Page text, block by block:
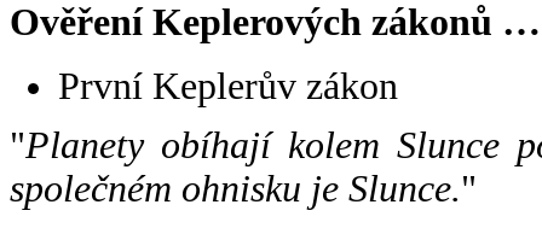
Ověření Keplerových zákonů …
První Keplerův zákon
"Planety obíhají kolem Slunce
společném ohnisku je Slunce."